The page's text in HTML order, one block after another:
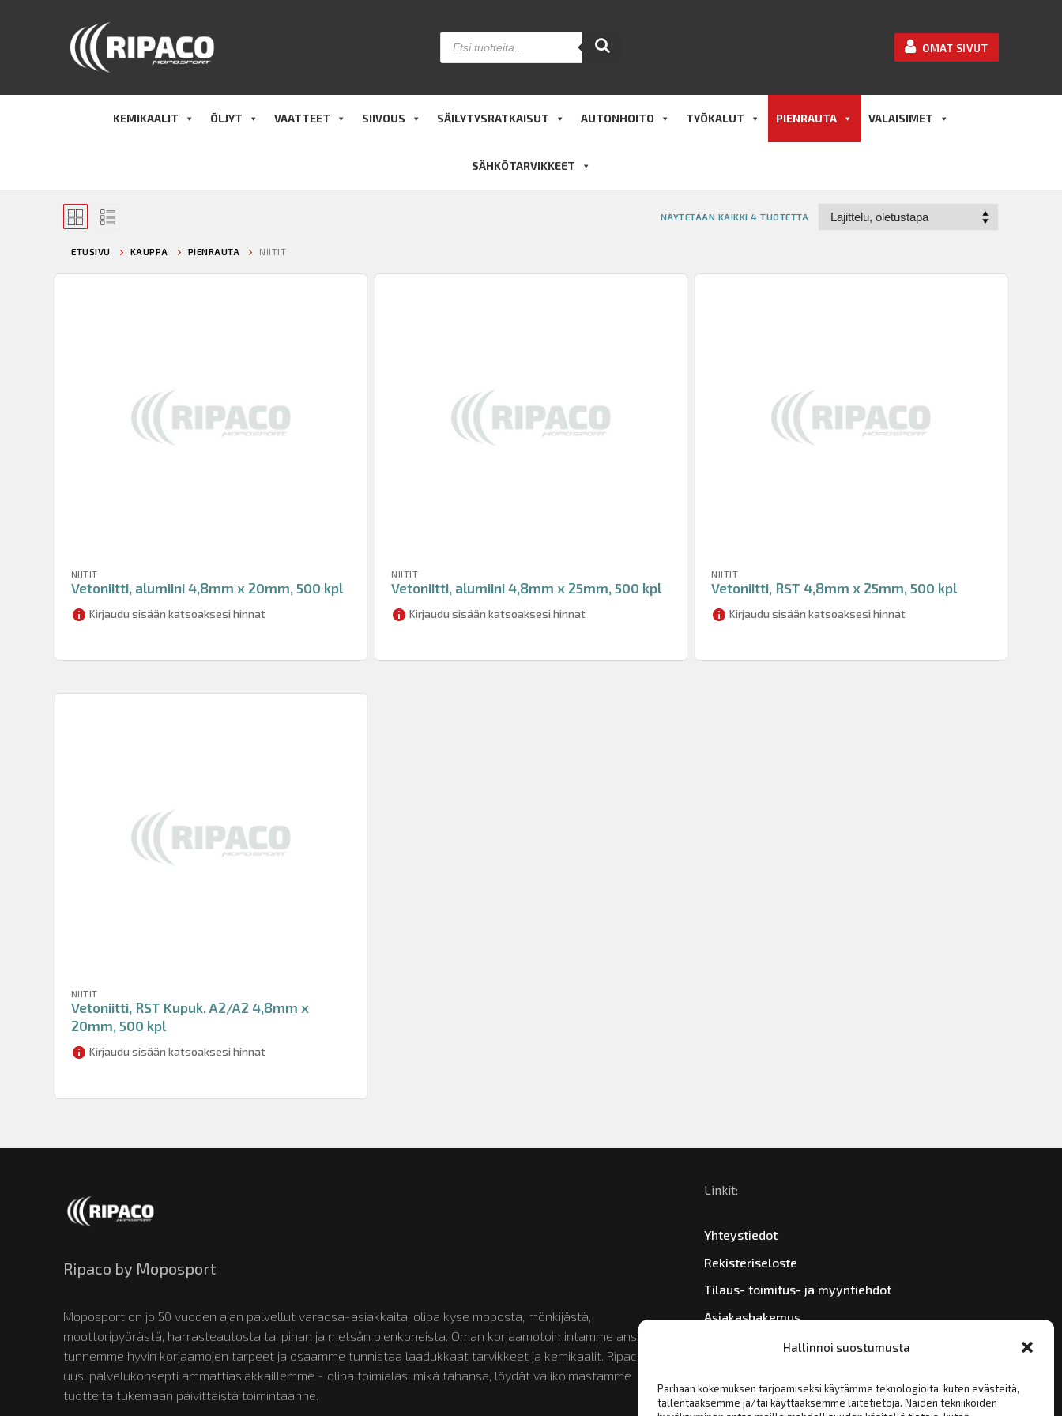
Hallinnoi suostumusta
Parhaan kokemuksen tarjoamiseksi käytämme teknologioita, kuten evästeitä,
tallentaaksemme ja/tai käyttääksemme laitetietoja. Näiden tekniikoiden
Products
search
OMAT SIVUT
KEMIKAALIT ÖLJYT VAATTEET SIIVOUS SÄILYTYSRATKAISUT AUTONHOITO TYÖKALUT PIENRAUTA VALAISIMET
SÄHKÖTARVIKKEET
NÄYTETÄÄN KAIKKI 4 TUOTETTA
ETUSIVU KAUPPA PIENRAUTA NIITIT
NIITIT
Vetoniitti, alumiini 4,8mm x 20mm, 500 kpl
Kirjaudu sisään katsoaksesi hinnat
NIITIT
Vetoniitti, alumiini 4,8mm x 25mm, 500 kpl
Kirjaudu sisään katsoaksesi hinnat
NIITIT
Vetoniitti, RST 4,8mm x 25mm, 500 kpl
Kirjaudu sisään katsoaksesi hinnat
NIITIT
Vetoniitti, RST Kupuk. A2/A2 4,8mm x
20mm, 500 kpl
Kirjaudu sisään katsoaksesi hinnat
Ripaco by Moposport
Moposport on jo 50 vuoden ajan palvellut varaosa-asiakkaita, olipa kyse moposta, mönkijästä,
moottoripyörästä, harrasteautosta tai pihan ja metsän pienkoneista. Oman korjaamotoimintamme ansiosta
tunnemme hyvin korjaamojen tarpeet ja osaamme tunnistaa laadukkaat tarvikkeet ja kemikaalit. Ripaco on
uusi palvelukonsepti ammattiasiakkaillemme - olipa toimialasi mikä tahansa, löydät valikoimastamme
tuotteita tukemaan päivittäistä toimintaanne.
Linkit:
Yhteystiedot
Rekisteriseloste
Tilaus- toimitus- ja myyntiehdot
Asiakashakemus